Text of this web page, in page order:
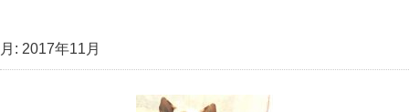
月: 2017年11月